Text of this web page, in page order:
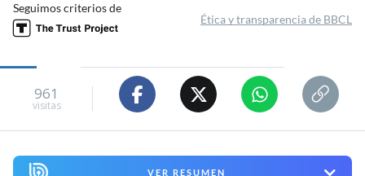
Seguimos criterios de
Ética y transparencia de BBCL
961
visitas
VER RESUMEN